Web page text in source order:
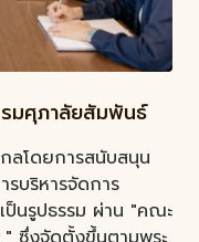
มศุภาลัยสัมพันธ์
ลโดยการสนับสนุน
รบริหารจัดการ
ป็นรูปธรรม ผ่าน "คณะ